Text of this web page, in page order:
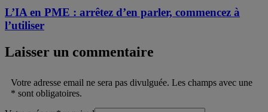
L’IA en PME : arrêtez d’en parler, commencez à
l’utiliser
Laisser un commentaire
Votre adresse email ne sera pas divulguée. Les champs avec une
* sont obligatoires.